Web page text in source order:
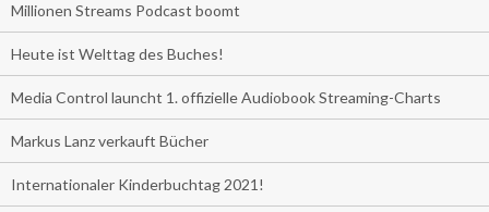
Millionen Streams Podcast boomt
Heute ist Welttag des Buches!
Media Control launcht 1. offizielle Audiobook Streaming-Charts
Markus Lanz verkauft Bücher
Internationaler Kinderbuchtag 2021!